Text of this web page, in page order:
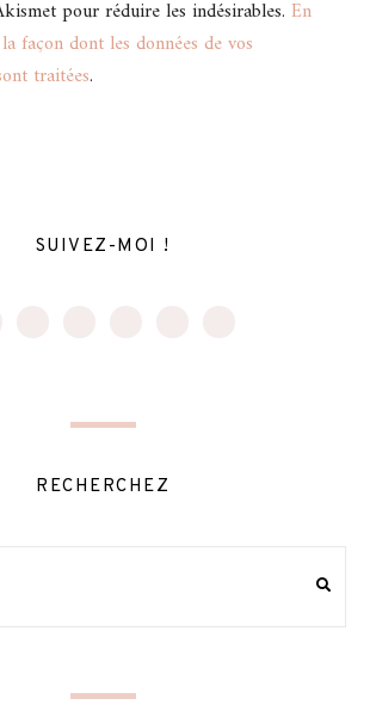
pour réduire les indésirables. En
façon dont les données de vos
traitées.
SUIVEZ-MOI !
RECHERCHEZ